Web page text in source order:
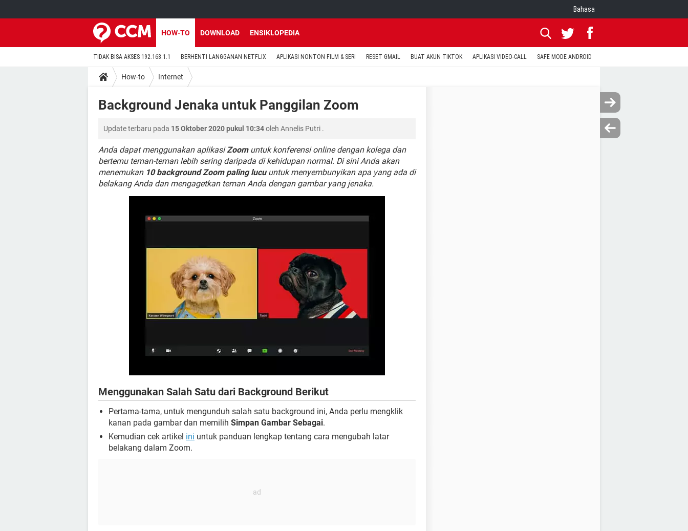
Bahasa
HOW-TO DOWNLOAD ENSIKLOPEDIA
TIDAK BISA AKSES 192.168.1.1 BERHENTI LANGGANAN NETFLIX APLIKASI NONTON FILM & SERI RESET GMAIL BUAT AKUN TIKTOK APLIKASI VIDEO-CALL SAFE MODE ANDROID
How-to Internet
Background Jenaka untuk Panggilan Zoom
Update terbaru pada 15 Oktober 2020 pukul 10:34oleh Annelis Putri .
Anda dapat menggunakan aplikasiZoomuntuk konferensi online dengan kolega dan
bertemu teman-teman lebih sering daripada di kehidupan normal. Di sini Anda akan
menemukan 10 background Zoom paling lucuuntuk menyembunyikan apa yang ada di
belakang Anda dan mengagetkan teman Anda dengan gambar yang jenaka.
Menggunakan Salah Satu dari Background Berikut
Pertama-tama, untuk mengunduh salah satu background ini, Anda perlu mengklik
kanan pada gambar dan memilih Simpan Gambar Sebagai.
Kemudian cek artikel ini untuk panduan lengkap tentang cara mengubah latar
belakang dalam Zoom.